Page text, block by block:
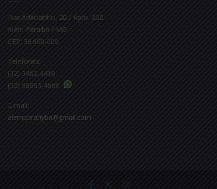
Rua Adãozinho, 20 / Apto. 202
Além Paraíba / MG
CEP: 36.660-000
Telefones:
(32) 3462-4410
(32) 98863-4099
E-mail:
alemparahyba@gmail.com